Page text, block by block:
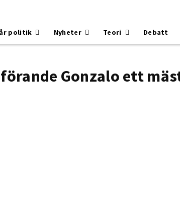
politik Nyheter Teori Debatt
Gonzalo ett